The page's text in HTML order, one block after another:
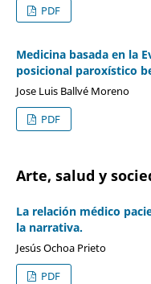
PDF
Medicina basada en la
posicional paroxístico
Jose Luis Ballvé Moreno
PDF
Arte, salud y
La relación médico
la narrativa.
Jesús Ochoa Prieto
PDF